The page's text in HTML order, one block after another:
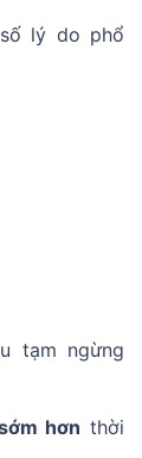
lý do phổ
tạm ngừng
hơn thời